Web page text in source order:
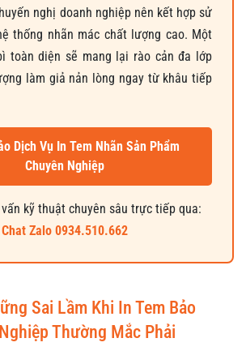
nghị doanh nghiệp nên kết hợp sử
thống nhãn mác chất lượng cao. Một
toàn diện sẽ mang lại rào cản đa lớp
làm giả nản lòng ngay từ khâu tiếp
Dịch Vụ In Tem Nhãn Sản Phẩm
Chuyên Nghiệp
kỹ thuật chuyên sâu trực tiếp qua:
Chat Zalo 0934.510.662
Sai Lầm Khi In Tem Bảo
Thường Mắc Phải